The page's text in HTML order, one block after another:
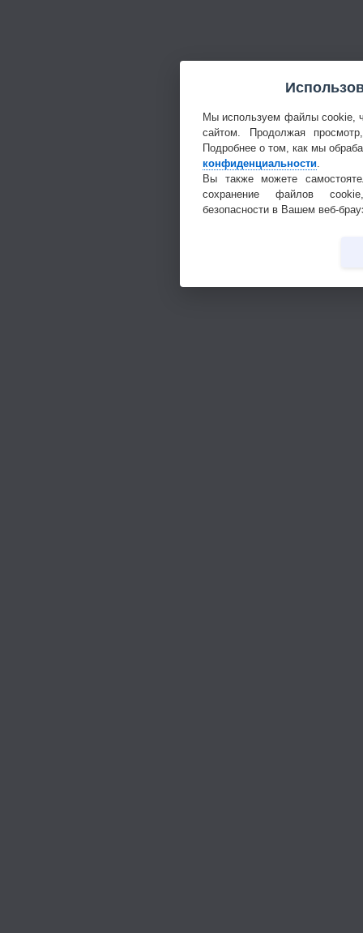
Мы используем файлы cookie,
сайтом. Продолжая
Подробнее о том, как мы
конфиденциальности.
Вы также можете
сохранение файлов
безопасности в Вашем веб-